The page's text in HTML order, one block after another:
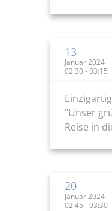
13
Januar 2024
02:30 - 03:15
"Unser
Reise in
20
Januar 2024
02:45 - 03:30